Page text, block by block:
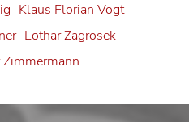
Klaus Florian Vogt
Lothar Zagrosek
Zimmermann